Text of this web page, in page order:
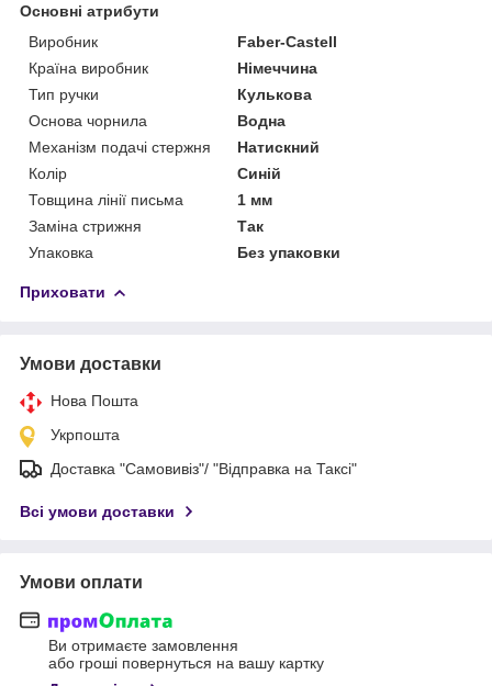
Основні атрибути
Виробник
Faber-Castell
Країна виробник
Німеччина
Тип ручки
Кулькова
Основа чорнила
Водна
Механізм подачі стержня
Натискний
Колір
Синій
Товщина лінії письма
1 мм
Заміна стрижня
Так
Упаковка
Без упаковки
Приховати
Умови доставки
Нова Пошта
Укрпошта
Доставка "Самовивіз"/ "Відправка на Таксі"
Всі умови доставки
Умови оплати
Ви отримаєте замовлення
або гроші повернуться на вашу картку